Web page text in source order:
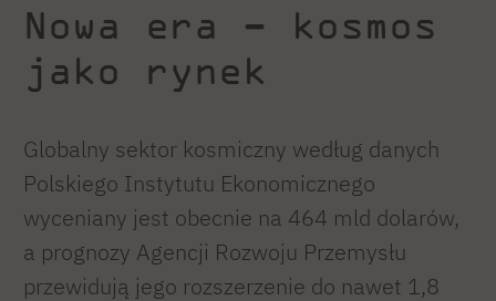
Nowa era – kosmos
jako rynek
Globalny sektor kosmiczny według danych
Polskiego Instytutu Ekonomicznego
wyceniany jest obecnie na 464 mld dolarów,
a prognozy Agencji Rozwoju Przemysłu
przewidują jego rozszerzenie do nawet 1,8